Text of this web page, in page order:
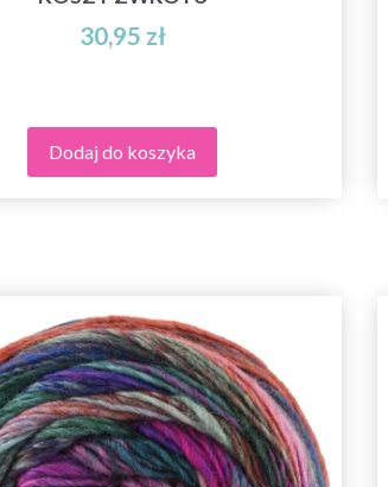
30,95 zł
Dodaj do koszyka